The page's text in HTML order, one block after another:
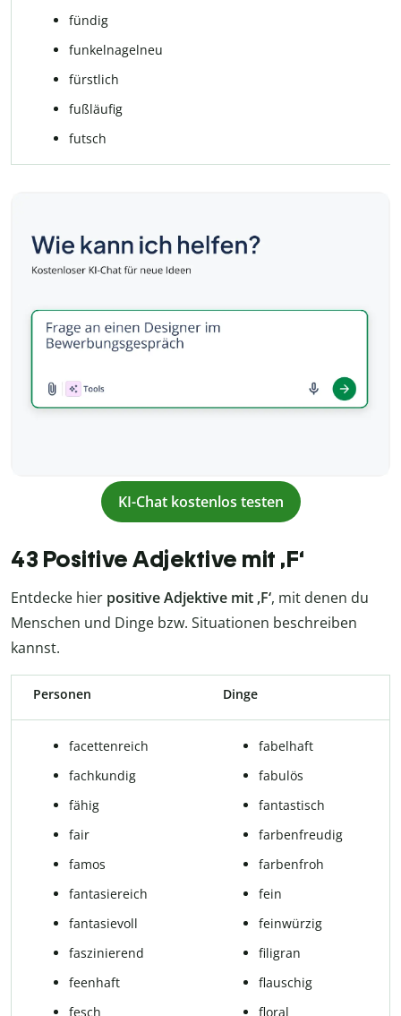
fün­dig
fun­kel­na­gel­neu
fürstlich
fuß­läu­fig
futsch
KI-Chat kostenlos testen
43 Positive Adjektive mit ,F‘
Entdecke hier positiveAdjektive mit ,F‘, mit denen du
Menschen und Dinge bzw. Situationen beschreiben
kannst.
Personen Dinge
fa­cet­ten­reich
fach­kun­dig
fähig
fair
famos
fantasiereich
fan­ta­sie­voll
fas­zi­nie­rend
fe­en­haft
fesch
fa­bel­haft
fabulös
fantastisch
far­ben­freu­dig
far­ben­froh
fein
feinwürzig
fi­li­g­ran
flau­schig
flo­ral